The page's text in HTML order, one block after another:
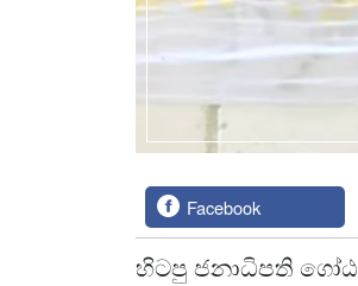
Facebook
හිටපු ජනාධිපති